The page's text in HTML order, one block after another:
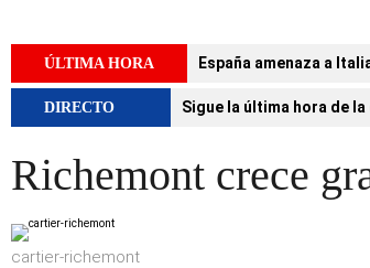
ÚLTIMA HORA España amenaza a
DIRECTO Sigue la última hora de
Richemont crece
cartier-richemont